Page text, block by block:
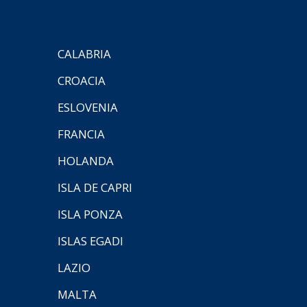
CALABRIA
CROACIA
ESLOVENIA
FRANCIA
HOLANDA
ISLA DE CAPRI
ISLA PONZA
ISLAS EGADI
LAZIO
MALTA